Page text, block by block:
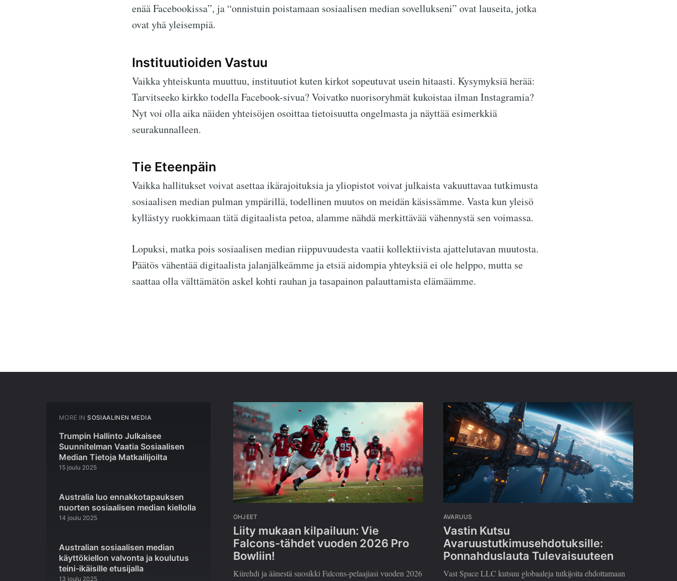
enää Facebookissa”, ja “onnistuin poistamaan sosiaalisen median sovellukseni” ovat lauseita, jotka
ovat yhä yleisempiä.
Instituutioiden Vastuu
Vaikka yhteiskunta muuttuu, instituutiot kuten kirkot sopeutuvat usein hitaasti. Kysymyksiä herää:
Tarvitseeko kirkko todella Facebook-sivua? Voivatko nuorisoryhmät kukoistaa ilman Instagramia?
Nyt voi olla aika näiden yhteisöjen osoittaa tietoisuutta ongelmasta ja näyttää esimerkkiä
seurakunnalleen.
Tie Eteenpäin
Vaikka hallitukset voivat asettaa ikärajoituksia ja yliopistot voivat julkaista vakuuttavaa tutkimusta
sosiaalisen median pulman ympärillä, todellinen muutos on meidän käsissämme. Vasta kun yleisö
kyllästyy ruokkimaan tätä digitaalista petoa, alamme nähdä merkittävää vähennystä sen voimassa.
Lopuksi, matka pois sosiaalisen median riippuvuudesta vaatii kollektiivista ajattelutavan muutosta.
Päätös vähentää digitaalista jalanjälkeämme ja etsiä aidompia yhteyksiä ei ole helppo, mutta se
saattaa olla välttämätön askel kohti rauhan ja tasapainon palauttamista elämäämme.
MORE IN SOSIAALINEN MEDIA
Trumpin Hallinto Julkaisee
Suunnitelman Vaatia Sosiaalisen
Median Tietoja Matkailijoilta
15 joulu 2025
Australia luo ennakkotapauksen
nuorten sosiaalisen median kiellolla
14 joulu 2025
Australian sosiaalisen median
käyttökiellon valvonta ja koulutus
teini-ikäisille etusijalla
13 joulu 2025
OHJEET
Liity mukaan kilpailuun: Vie
Falcons-tähdet vuoden 2026 Pro
Bowliin!
Kiirehdi ja äänestä suosikki Falcons-pelaajiasi vuoden 2026
AVARUUS
Vastin Kutsu
Avaruustutkimusehdotuksille:
Ponnahduslauta Tulevaisuuteen
Vast Space LLC kutsuu globaaleja tutkijoita ehdottamaan